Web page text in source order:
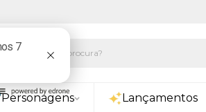
Personagens Lançamentos